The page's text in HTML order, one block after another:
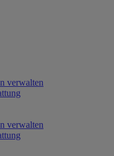
verwalten
verwalten